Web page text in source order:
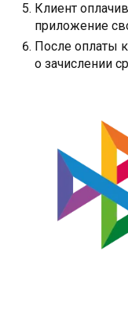
Клиент
приложение
После оплаты
о зачислении